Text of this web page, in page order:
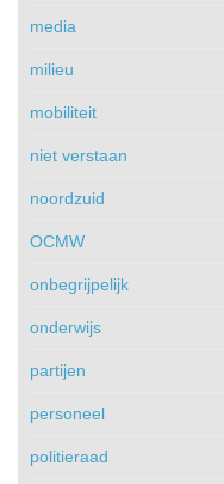
media
milieu
mobiliteit
niet verstaan
noordzuid
OCMW
onbegrijpelijk
onderwijs
partijen
personeel
politieraad